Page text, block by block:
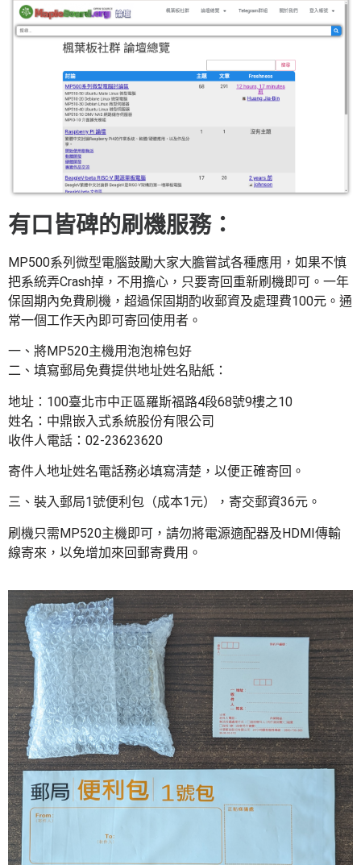
有口皆碑的刷機服務：
MP500系列微型電腦鼓勵大家大膽嘗試各種應用，如果不慎
把系統弄Crash掉，不用擔心，只要寄回重新刷機即可。一年
保固期內免費刷機，超過保固期酌收郵資及處理費100元。通
常一個工作天內即可寄回使用者。
一、將MP520主機用泡泡棉包好
二、填寫郵局免費提供地址姓名貼紙：
地址：100臺北市中正區羅斯福路4段68號9樓之10
姓名：中鼎嵌入式系統股份有限公司
收件人電話：02-23623620
寄件人地址姓名電話務必填寫清楚，以便正確寄回。
三、裝入郵局1號便利包（成本1元），寄交郵資36元。
刷機只需MP520主機即可，請勿將電源適配器及HDMI傳輸
線寄來，以免增加來回郵寄費用。